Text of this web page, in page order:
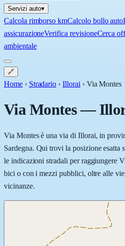
Servizi auto▾
Calcola rimborso kmCalcolo bollo auto
assicurazioneVerifica revisioneCerca
ambientale
🔗
Home › Stradario › Illorai › Via Montes
Via Montes—
Via Montes è una via di Illorai, in
Sardegna. Qui trovi la posizione esatta
le indicazioni stradali per raggiungere
bici o con i mezzi pubblici, oltre alle
vicinanze.